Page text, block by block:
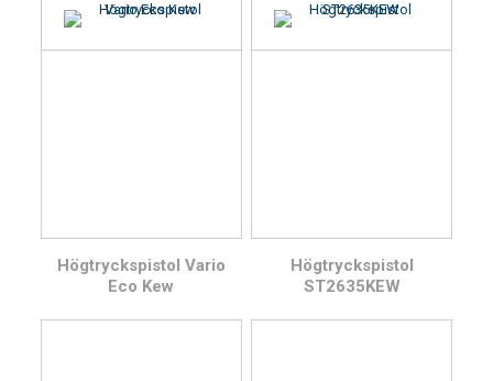
Högtryckspistol Vario
Eco Kew
Högtryckspistol
ST2635KEW